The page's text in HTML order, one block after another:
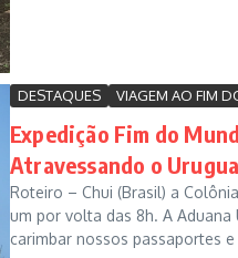
DESTAQUES VIAGEM AO FIM
Expedição Fim do
Atravessando o
Roteiro – Chui (Brasil) a
um por volta das 8h. A
carimbar nossos passaportes